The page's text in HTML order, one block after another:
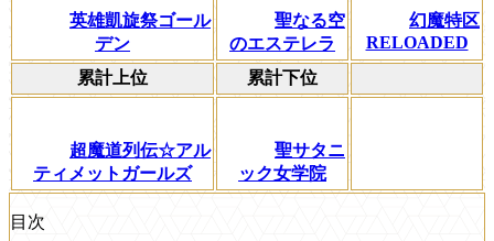
英雄凱旋祭ゴール
デン
聖なる空
のエステレラ
幻魔特区
RELOADED
累計上位
累計下位
超魔道列伝☆アル
ティメットガールズ
聖サタニ
ック女学院
目次